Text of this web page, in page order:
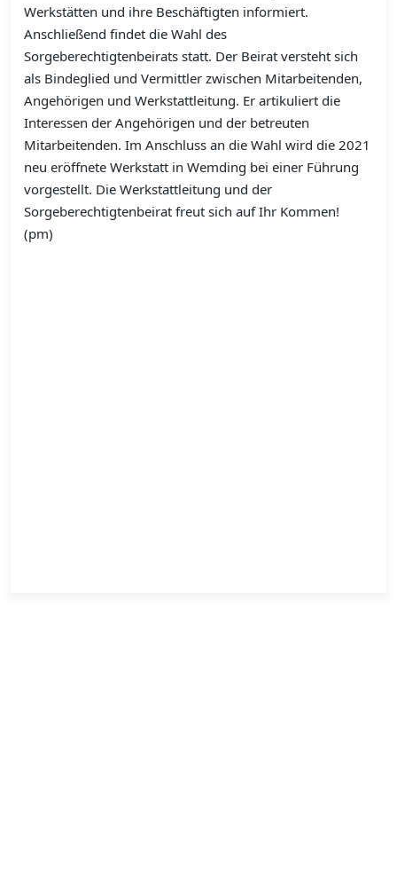
Werkstätten und ihre Beschäftigten informiert.
Anschließend findet die Wahl des
Sorgeberechtigtenbeirats statt. Der Beirat versteht sich
als Bindeglied und Vermittler zwischen Mitarbeitenden,
Angehörigen und Werkstattleitung. Er artikuliert die
Interessen der Angehörigen und der betreuten
Mitarbeitenden. Im Anschluss an die Wahl wird die 2021
neu eröffnete Werkstatt in Wemding bei einer Führung
vorgestellt. Die Werkstattleitung und der
Sorgeberechtigtenbeirat freut sich auf Ihr Kommen!
(pm)